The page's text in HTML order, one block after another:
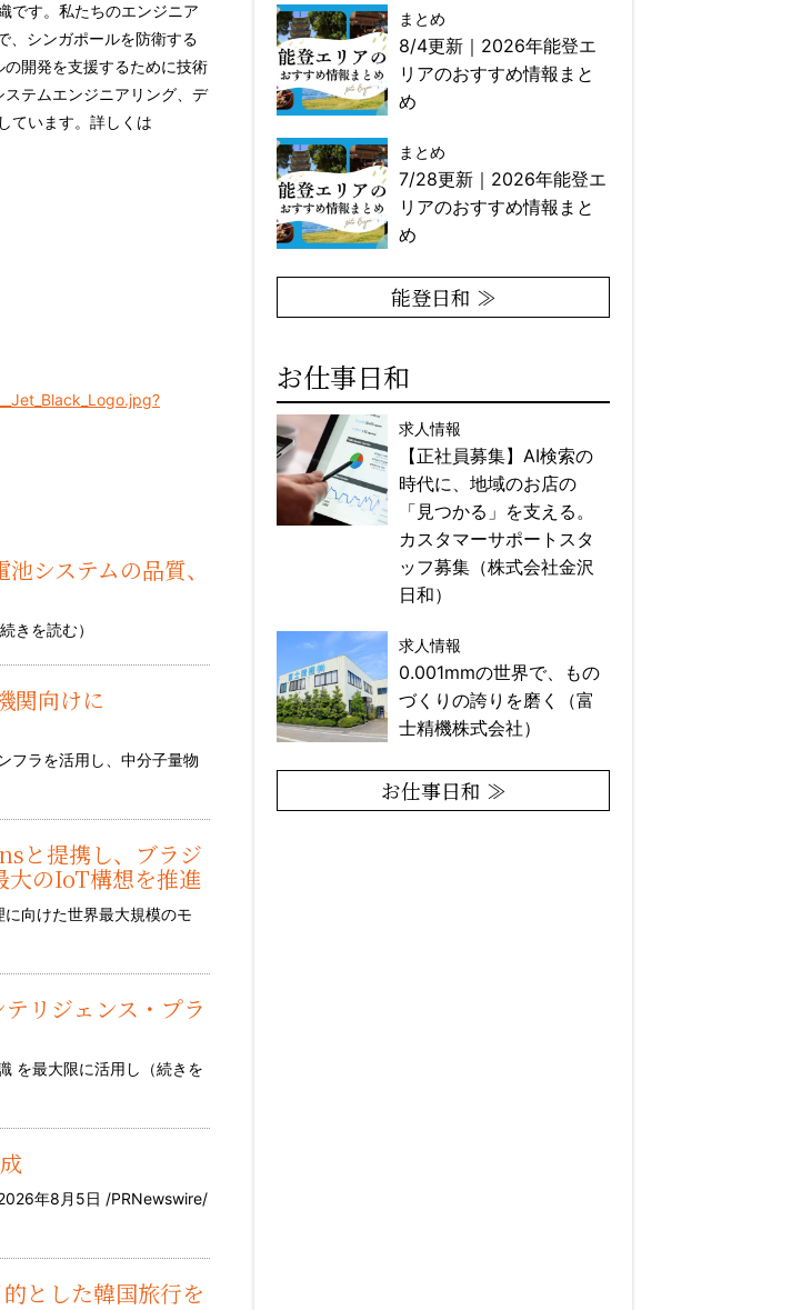
です。私たちのエンジニア
、シンガポールを防衛する
開発を支援するために技術
テムエンジニアリング、デ
ています。詳しくは
システムの品質、
続きを読む）
関向けに
フラを活用し、中分子量物
と提携し、ブラジ
大のIoT構想を推進
向けた世界最大規模のモ
リジェンス・プラ
を最大限に活用し（続きを
年8月5日 /PRNewswire/
とした韓国旅行を
まとめ
8/4更新｜2026年能登エ
リアのおすすめ情報まと
め
まとめ
7/28更新｜2026年能登エ
リアのおすすめ情報まと
め
能登日和 ≫
お仕事日和
求人情報
【正社員募集】AI検索の
時代に、地域のお店の
「見つかる」を支える。
カスタマーサポートスタ
ッフ募集（株式会社金沢
日和）
求人情報
0.001mmの世界で、もの
づくりの誇りを磨く（富
士精機株式会社）
お仕事日和 ≫